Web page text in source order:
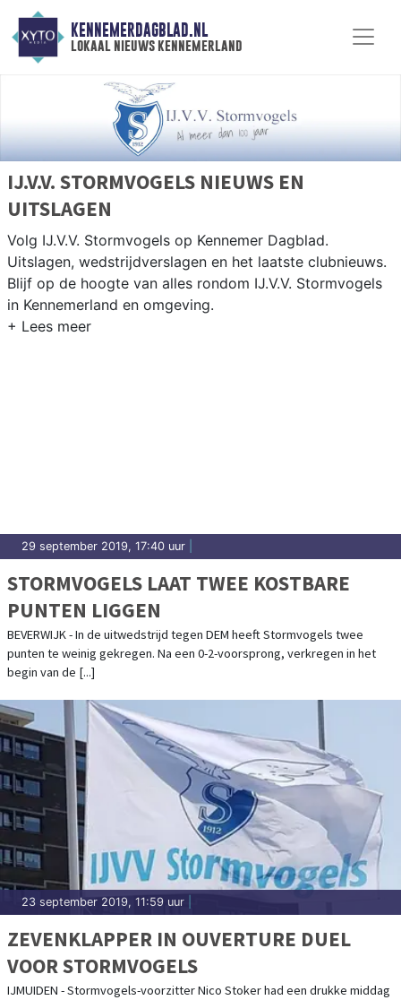
KENNEMERDAGBLAD.NL
lokaal nieuws kennemerland
IJ.V.V. STORMVOGELS NIEUWS EN
UITSLAGEN
Volg IJ.V.V. Stormvogels op Kennemer Dagblad.
Uitslagen, wedstrijdverslagen en het laatste clubnieuws.
Blijf op de hoogte van alles rondom IJ.V.V. Stormvogels
in Kennemerland en omgeving.
29 september 2019, 17:40 uur
STORMVOGELS LAAT TWEE KOSTBARE
PUNTEN LIGGEN
BEVERWIJK - In de uitwedstrijd tegen DEM heeft Stormvogels twee
punten te weinig gekregen. Na een 0-2-voorsprong, verkregen in het
begin van de [...]
23 september 2019, 11:59 uur
ZEVENKLAPPER IN OUVERTURE DUEL
VOOR STORMVOGELS
IJMUIDEN - Stormvogels-voorzitter Nico Stoker had een drukke middag